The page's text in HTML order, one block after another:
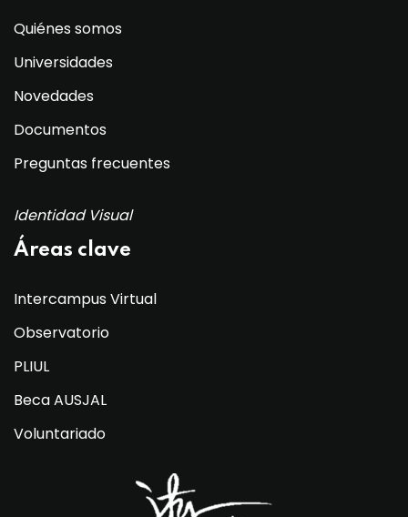
Quiénes somos
Universidades
Novedades
Documentos
Preguntas frecuentes
Identidad Visual
Áreas clave
Intercampus Virtual
Observatorio
PLIUL
Beca AUSJAL
Voluntariado